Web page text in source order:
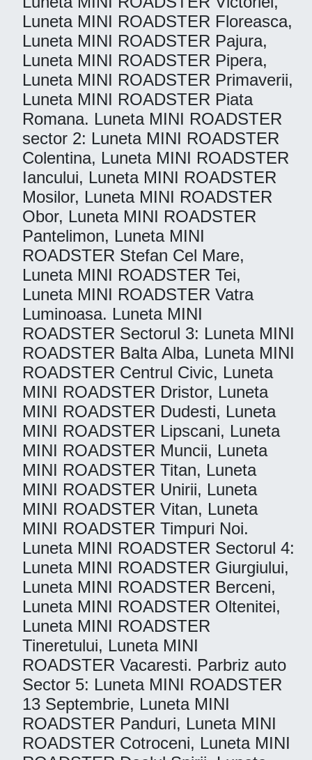
Luneta MINI ROADSTER Floreasca,
Luneta MINI ROADSTER Pajura,
Luneta MINI ROADSTER Pipera,
Luneta MINI ROADSTER Primaverii,
Luneta MINI ROADSTER Piata
Romana. Luneta MINI ROADSTER
sector 2: Luneta MINI ROADSTER
Colentina, Luneta MINI ROADSTER
Iancului, Luneta MINI ROADSTER
Mosilor, Luneta MINI ROADSTER
Obor, Luneta MINI ROADSTER
Pantelimon, Luneta MINI
ROADSTER Stefan Cel Mare,
Luneta MINI ROADSTER Tei,
Luneta MINI ROADSTER Vatra
Luminoasa. Luneta MINI
ROADSTER Sectorul 3: Luneta MINI
ROADSTER Balta Alba, Luneta MINI
ROADSTER Centrul Civic, Luneta
MINI ROADSTER Dristor, Luneta
MINI ROADSTER Dudesti, Luneta
MINI ROADSTER Lipscani, Luneta
MINI ROADSTER Muncii, Luneta
MINI ROADSTER Titan, Luneta
MINI ROADSTER Unirii, Luneta
MINI ROADSTER Vitan, Luneta
MINI ROADSTER Timpuri Noi.
Luneta MINI ROADSTER Sectorul 4:
Luneta MINI ROADSTER Giurgiului,
Luneta MINI ROADSTER Berceni,
Luneta MINI ROADSTER Oltenitei,
Luneta MINI ROADSTER
Tineretului, Luneta MINI
ROADSTER Vacaresti. Parbriz auto
Sector 5: Luneta MINI ROADSTER
13 Septembrie, Luneta MINI
ROADSTER Panduri, Luneta MINI
ROADSTER Cotroceni, Luneta MINI